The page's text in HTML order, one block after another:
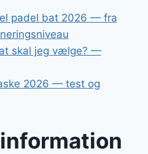
padel bat 2026 — fra
skal jeg vælge? —
2026 — test og